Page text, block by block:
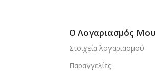
Ο Λογαριασμός Μου
Στοιχεία λογαριασμού
Παραγγελίες